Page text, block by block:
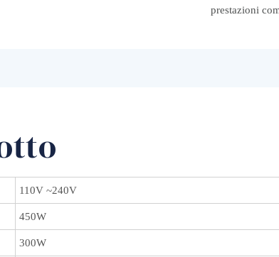
prestazioni
110V ~240V
450W
300W